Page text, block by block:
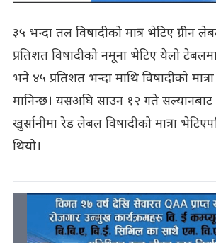
३५ भन्दा तल विषादीको मात्र भेटिए ग्रीन
प्रतिशत विषादीको नमूना भेटिए येलो
भने ४५ प्रतिशत भन्दा माथि विषादीको
मानिन्छ। यसअघि साउन १२ गते
खुर्सानीमा रेड लेबल विषादीको मात्रा
थियो।